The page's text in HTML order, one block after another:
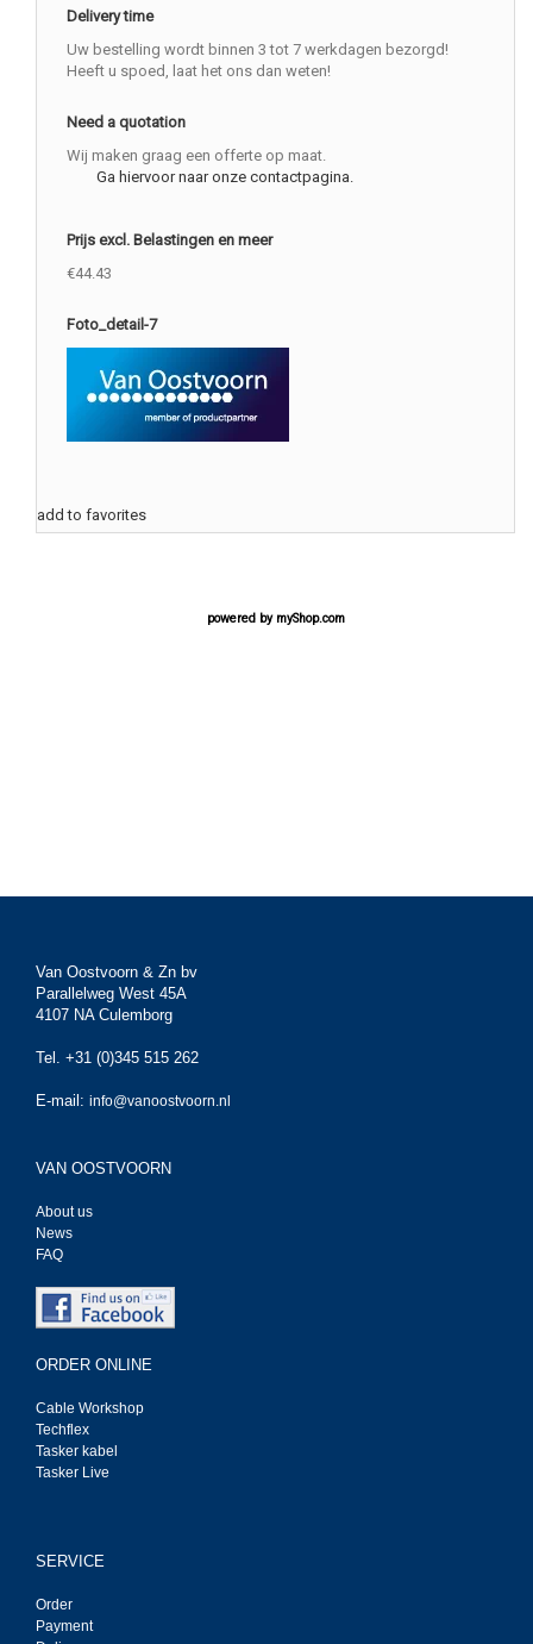
Delivery time
Uw bestelling wordt binnen 3 tot 7 werkdagen bezorgd!
Heeft u spoed, laat het ons dan weten!
Need a quotation
Wij maken graag een offerte op maat.
Ga hiervoor naar onze contactpagina.
Prijs excl. Belastingen en meer
€44.43
Foto_detail-7
add to favorites
powered by myShop.com
Van Oostvoorn & Zn bv
Parallelweg West 45A
4107 NA Culemborg
Tel. +31 (0)345 515 262
E-mail: info@vanoostvoorn.nl
VAN OOSTVOORN
About us
News
FAQ
ORDER ONLINE
Cable Workshop
Techflex
Tasker kabel
Tasker Live
SERVICE
Order
Payment